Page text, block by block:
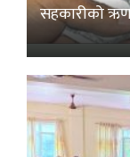
सहकारीको